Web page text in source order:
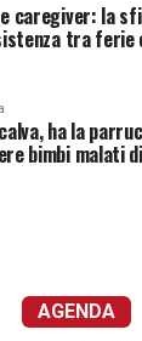
caregiver: la
tra ferie
ha la
bimbi malati
AGENDA